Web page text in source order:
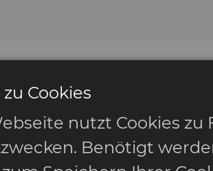
Cookies
nutzt Cookies zu
Benötigt